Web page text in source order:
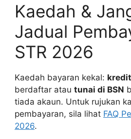
Kaedah &
Jadual
STR 2026
Kaedah bayaran kekal:
berdaftar atau tunai di BSN
tiada akaun. Untuk rujukan
pembayaran, sila lihat FAQ
2026.